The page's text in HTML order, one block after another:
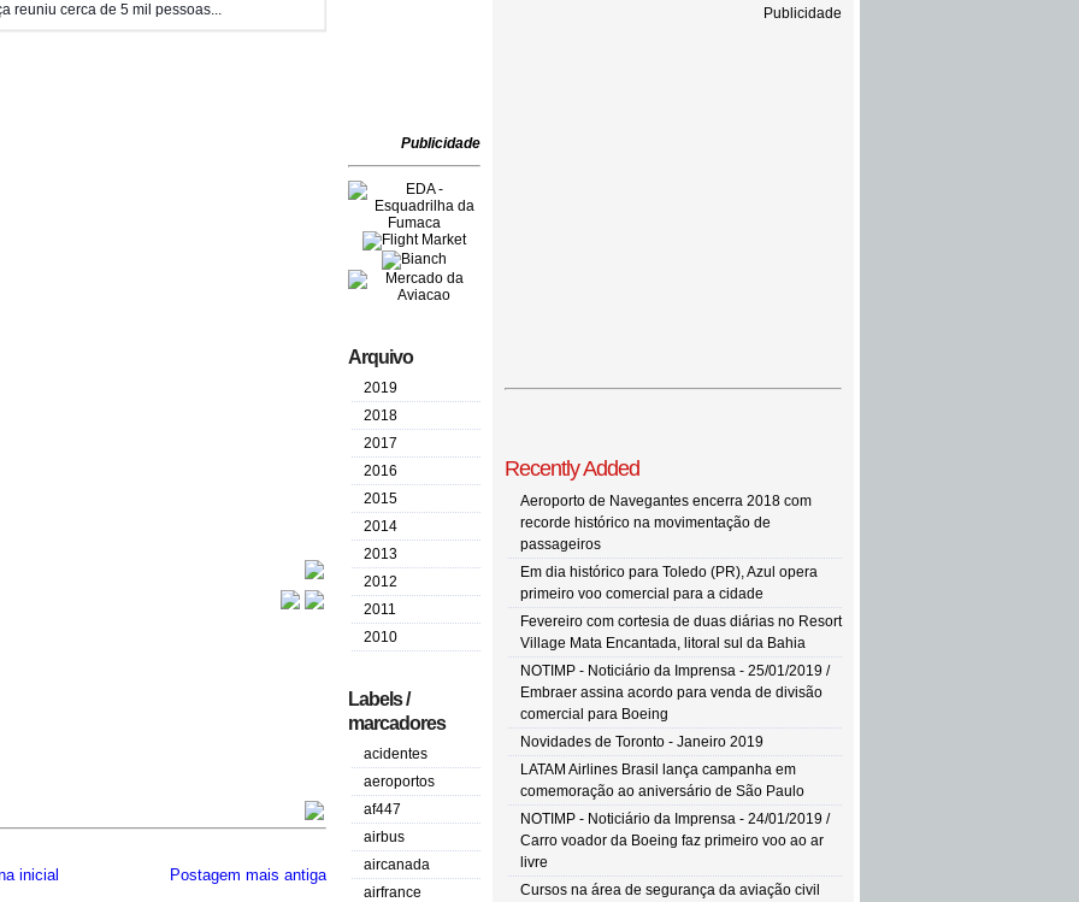
reuniu cerca de 5 mil pessoas...
Postagem mais antiga
inicial
Publicidade
Arquivo
2019
2018
2017
2016
2015
2014
2013
2012
2011
2010
Labels /
marcadores
acidentes
aeroportos
af447
airbus
aircanada
airfrance
Publicidade
Recently Added
Aeroporto de Navegantes encerra 2018 com
recorde histórico na movimentação de
passageiros
Em dia histórico para Toledo (PR), Azul opera
primeiro voo comercial para a cidade
Fevereiro com cortesia de duas diárias no Resort
Village Mata Encantada, litoral sul da Bahia
NOTIMP - Noticiário da Imprensa - 25/01/2019 /
Embraer assina acordo para venda de divisão
comercial para Boeing
Novidades de Toronto - Janeiro 2019
LATAM Airlines Brasil lança campanha em
comemoração ao aniversário de São Paulo
NOTIMP - Noticiário da Imprensa - 24/01/2019 /
Carro voador da Boeing faz primeiro voo ao ar
livre
Cursos na área de segurança da aviação civil